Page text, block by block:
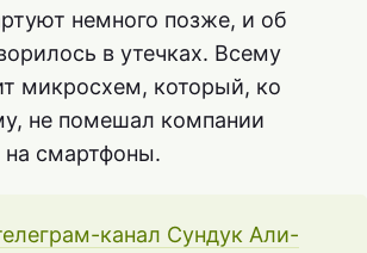
немного позже, и об
в утечках. Всему
микросхем, который, ко
не помешал компании
на смартфоны.
канал Сундук Али-